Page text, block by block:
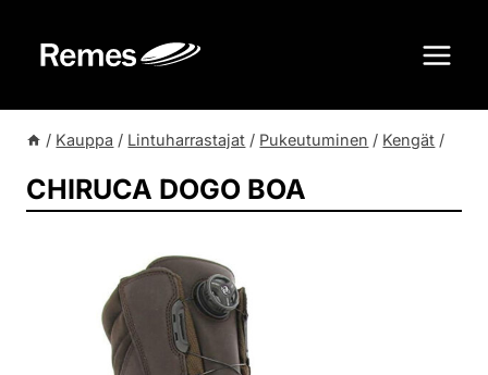
sisältöön
/ Kauppa / Lintuharrastajat / Pukeutuminen / Kengät /
CHIRUCA DOGO BOA